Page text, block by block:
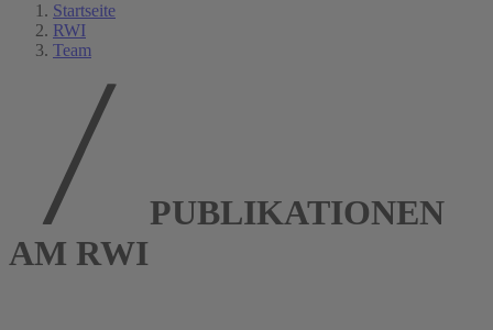
Startseite
RWI
Team
PUBLIKATIONEN
AM RWI